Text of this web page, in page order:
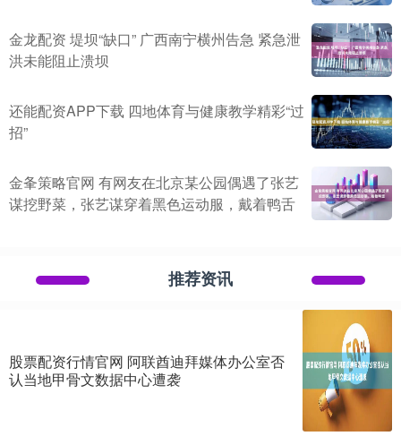
金龙配资 堤坝“缺口” 广西南宁横州告急 紧急泄
洪未能阻止溃坝
还能配资APP下载 四地体育与健康教学精彩“过
招”
金夆策略官网 有网友在北京某公园偶遇了张艺
谋挖野菜，张艺谋穿着黑色运动服，戴着鸭舌
推荐资讯
股票配资行情官网 阿联酋迪拜媒体办公室否
认当地甲骨文数据中心遭袭